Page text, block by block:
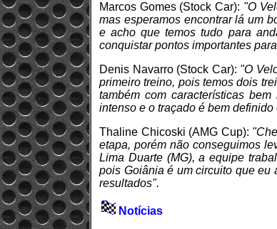
Marcos Gomes (Stock Car): "O
mas esperamos encontrar lá um
e acho que temos tudo para
conquistar pontos importantes
Denis Navarro (Stock Car): "O
primeiro treino, pois temos dois
também com características
intenso e o traçado é bem
Thaline Chicoski (AMG Cup):
etapa, porém não conseguimos
Lima Duarte (MG), a equipe
pois Goiânia é um circuito que eu
resultados".
Notícias